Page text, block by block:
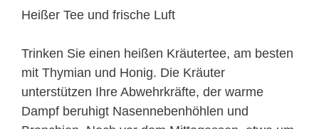
Heißer Tee und frische Luft
Trinken Sie einen heißen Kräutertee, am besten
mit Thymian und Honig. Die Kräuter
unterstützen Ihre Abwehrkräfte, der warme
Dampf beruhigt Nasennebenhöhlen und